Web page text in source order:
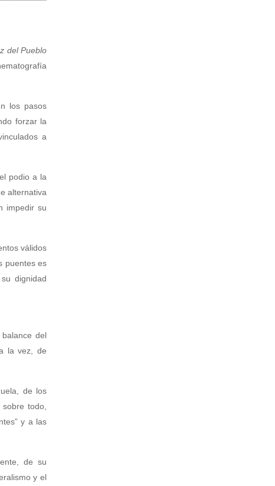
del Pueblo
los pasos
forzar la
a
podio a la
alternativa
impedir su
válidos
puentes es
dignidad
del
la vez, de
de los
todo,
y a las
de su
y el